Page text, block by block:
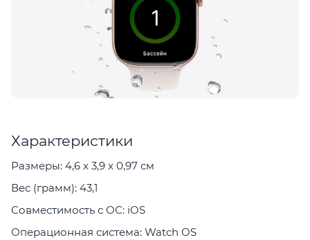
Характеристики
Размеры: 4,6 x 3,9 x 0,97 см
Вес (грамм): 43,1
Совместимость с ОС: iOS
Операционная система: Watch OS